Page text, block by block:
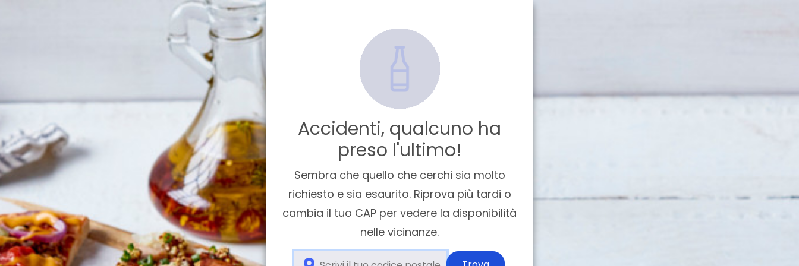
Accidenti, qualcuno ha
preso l'ultimo!
Sembra che quello che cerchi sia molto
richiesto e sia esaurito. Riprova più tardi o
cambia il tuo CAP per vedere la disponibilità
nelle vicinanze.